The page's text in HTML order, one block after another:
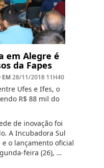
em Alegre é
da Fapes
EM 28/11/2018 11H40
Ufes e Ifes, o
R$ 88 mil do
de inovação foi
A Incubadora Sul
o lançamento oficial
feira (26), …